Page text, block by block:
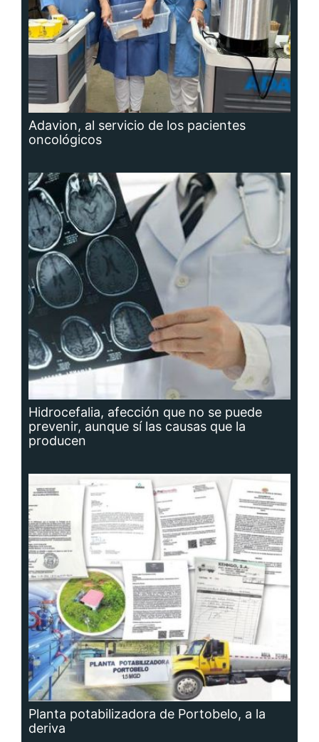
Adavion, al servicio de los pacientes
oncológicos
Hidrocefalia, afección que no se puede
prevenir, aunque sí las causas que la
producen
Planta potabilizadora de Portobelo, a la
deriva